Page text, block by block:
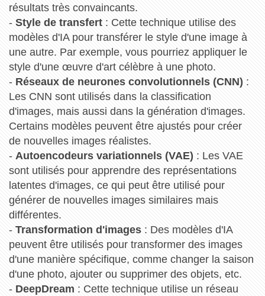
résultats très convaincants.
- Style de transfert: Cette technique utilise des
modèles d'IA pour transférer le style d'une image à
une autre. Par exemple, vous pourriez appliquer le
style d'une œuvre d'art célèbre à une photo.
- Réseaux de neurones convolutionnels (CNN) :
Les CNN sont utilisés dans la classification
d'images, mais aussi dans la génération d'images.
Certains modèles peuvent être ajustés pour créer
de nouvelles images réalistes.
- Autoencodeurs variationnels (VAE) : Les VAE
sont utilisés pour apprendre des représentations
latentes d'images, ce qui peut être utilisé pour
générer de nouvelles images similaires mais
différentes.
- Transformation d'images: Des modèles d'IA
peuvent être utilisés pour transformer des images
d'une manière spécifique, comme changer la saison
d'une photo, ajouter ou supprimer des objets, etc.
- DeepDream : Cette technique utilise un réseau